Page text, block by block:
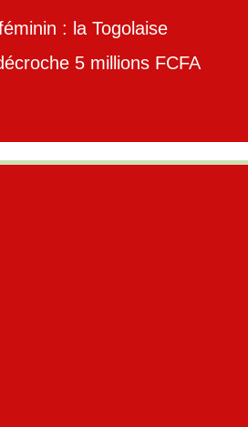
: la Togolaise
5 millions FCFA